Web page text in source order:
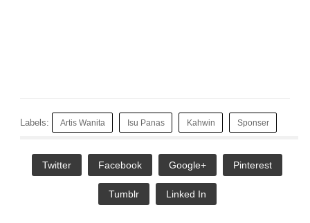
Labels: Artis Wanita Isu Panas Kahwin Sponser
Twitter Facebook Google+ Pinterest
Tumblr Linked In